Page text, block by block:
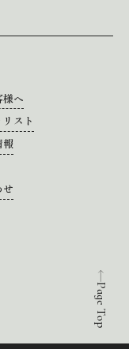
Page Top
様へ
スト
報
せ